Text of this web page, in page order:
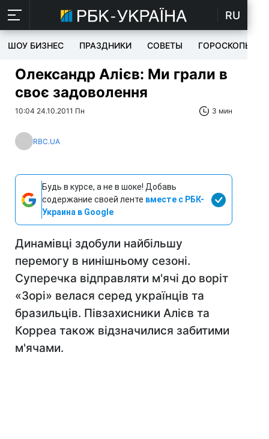
RU
ШОУ БИЗНЕС ПРАЗДНИКИ СОВЕТЫ ГОРОСКОПЫ
Олександр Алієв: Ми грали в
своє задоволення
10:04 24.10.2011 Пн 3 мин
RBC.UA
Будь в курсе, а не в шоке! Добавь
содержание своей ленте вместе с РБК-
Украина в Google
Динамівці здобули найбільшу
перемогу в нинішньому сезоні.
Суперечка відправляти м'ячі до воріт
«Зорі» велася серед українців та
бразильців. Півзахисники Алієв та
Корреа також відзначилися забитими
м'ячами.